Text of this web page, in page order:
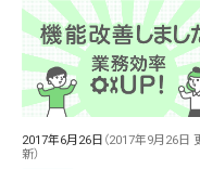
2017年6月26日 （2017年9月26日
新）